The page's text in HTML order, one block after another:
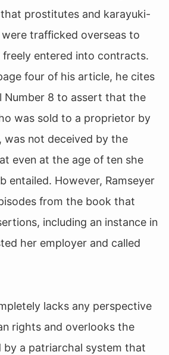
prostitutes and karayuki-
trafficked overseas to
entered into contracts.
four of his article, he cites
Number 8 to assert that the
was sold to a proprietor by
was not deceived by the
even at the age of ten she
entailed. However, Ramseyer
from the book that
including an instance in
her employer and called
lacks any perspective
rights and overlooks the
a patriarchal system that